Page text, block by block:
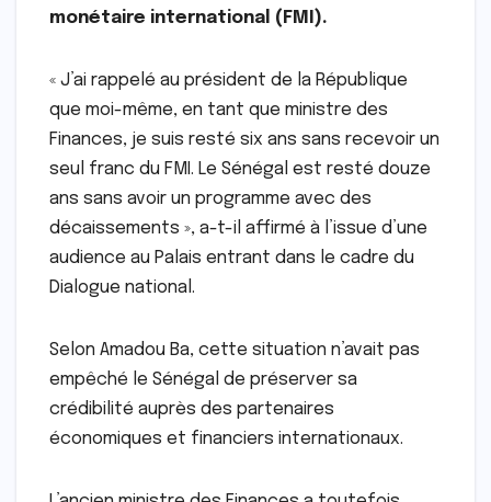
monétaire international (FMI).
« J’ai rappelé au président de la République
que moi-même, en tant que ministre des
Finances, je suis resté six ans sans recevoir un
seul franc du FMI. Le Sénégal est resté douze
ans sans avoir un programme avec des
décaissements », a-t-il affirmé à l’issue d’une
audience au Palais entrant dans le cadre du
Dialogue national.
Selon Amadou Ba, cette situation n’avait pas
empêché le Sénégal de préserver sa
crédibilité auprès des partenaires
économiques et financiers internationaux.